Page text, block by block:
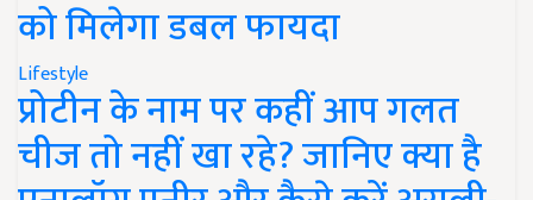
को मिलेगा डबल फायदा
Lifestyle
प्रोटीन के नाम पर कहीं आप गलत
चीज तो नहीं खा रहे? जानिए क्या है